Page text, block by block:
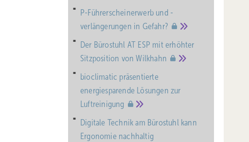
P-Führerscheinerwerb und -
verlängerungen in Gefahr?
Der Bürostuhl AT ESP mit erhöhter
Sitzposition vonWilkhahn
bioclimatic präsentierte
energiesparende Lösungen zur
Luftreinigung
Digitale Technik am Bürostuhl kann
Ergonomie nachhaltig